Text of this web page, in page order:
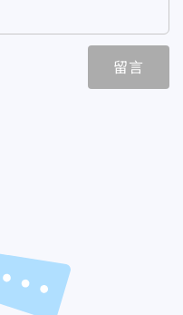
留言